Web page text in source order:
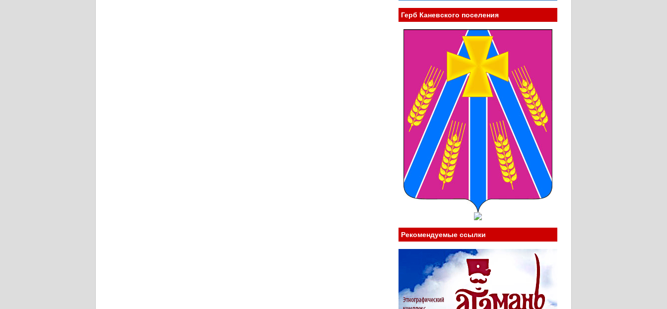
Герб Каневского поселения
Рекомендуемые ссылки